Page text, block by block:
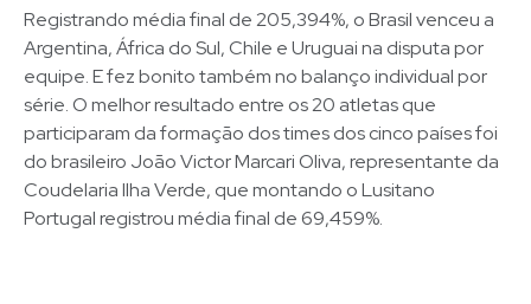
Registrando média final de 205,394%, o Brasil venceu a
Argentina, África do Sul, Chile e Uruguai na disputa por
equipe. E fez bonito também no balanço individual por
série. O melhor resultado entre os 20 atletas que
participaram da formação dos times dos cinco países foi
do brasileiro João Victor Marcari Oliva, representante da
Coudelaria Ilha Verde, que montando o Lusitano
Portugal registrou média final de 69,459%.